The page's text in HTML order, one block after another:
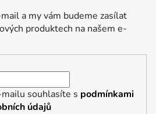
a my vám budeme zasílat
produktech na našem e-
souhlasíte s podmínkami
údajů